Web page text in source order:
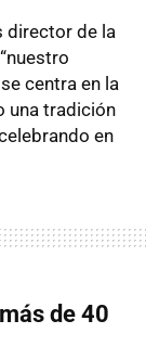
director de la
centra en la
una tradición
en
de 40